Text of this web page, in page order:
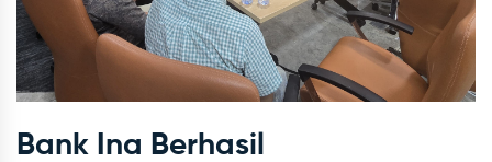
Bank Ina Berhasil